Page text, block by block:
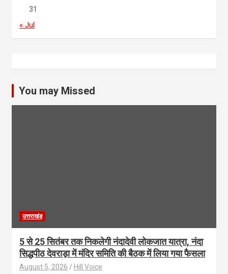
31
« Jul
You may Missed
उत्तराखंड
5 से 25 सितंबर तक निकलेगी नंदादेवी लोकजात यात्रा, नंदा
सिद्धपीठ देवराड़ा में मंदिर समिति की बैठक में लिया गया फैसला
August 5, 2026 Hill Voice